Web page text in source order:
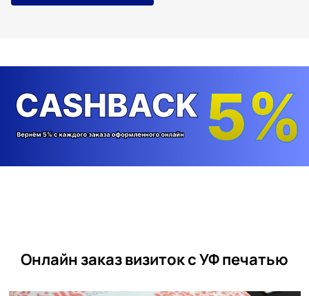
Онлайн заказ визиток с УФ печатью